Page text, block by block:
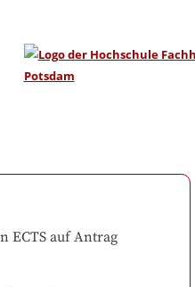
ECTS auf Antrag